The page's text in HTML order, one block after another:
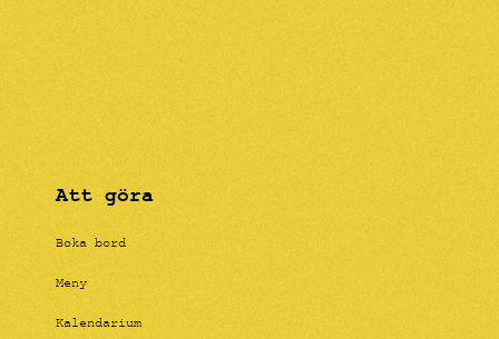
Att göra
Boka bord
Meny
Kalendarium